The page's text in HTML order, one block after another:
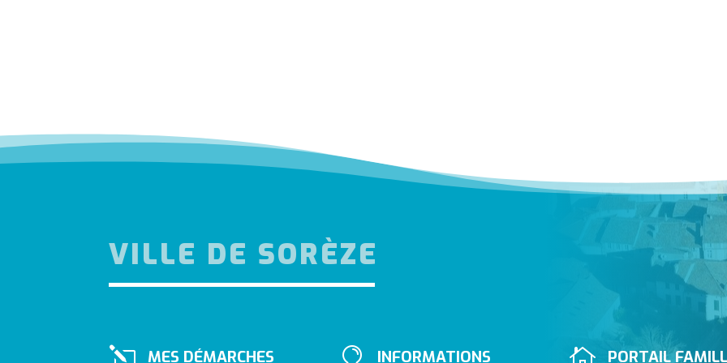
VILLE DE SORÈZE
MES DÉMARCHES INFORMATIONS PORTAIL